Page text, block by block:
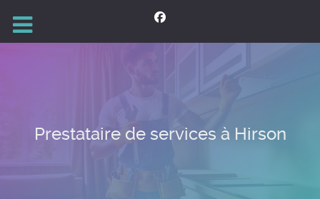
Prestataire de services à Hirson